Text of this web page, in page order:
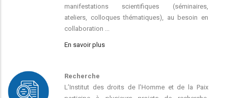
manifestations scientifiques (séminaires,
ateliers, colloques thématiques), au besoin en
collaboration ...
En savoir plus
Recherche
L’Institut des droits de l’Homme et de la Paix